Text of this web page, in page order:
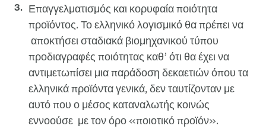
Επαγγελματισμός και κορυφαία ποιότητα
προϊόντος. Το ελληνικό λογισμικό θα πρέπει να
αποκτήσει σταδιακά βιομηχανικού τύπου
προδιαγραφές ποιότητας καθ’ ότι θα έχει να
αντιμετωπίσει μια παράδοση δεκαετιών όπου τα
ελληνικά προϊόντα γενικά, δεν ταυτίζονταν με
αυτό που ο μέσος καταναλωτής κοινώς
εννοούσε με τον όρο «ποιοτικό προϊόν».